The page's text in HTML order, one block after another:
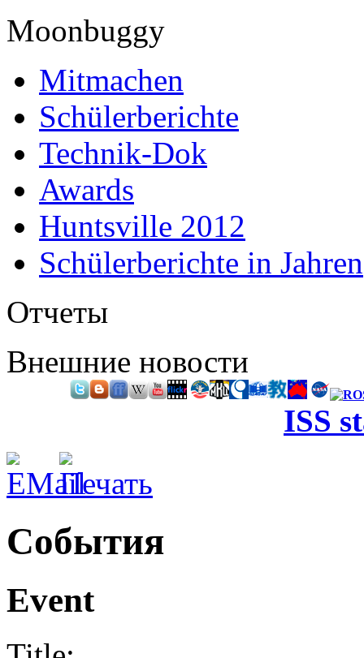
Moonbuggy
Mitmachen
Schülerberichte
Technik-Dok
Awards
Huntsville 2012
Schülerberichte in Jahren
Отчеты
Внешние новости
ISS
События
Event